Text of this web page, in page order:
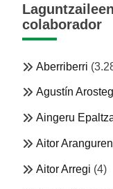
colaborador
Aberriberri
Agustín
Aingeru
Aitor Aranguren
Aitor Arregi (4)